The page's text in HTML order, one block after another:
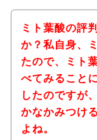
ミト葉酸の評
か？私自身、
たので、ミト
べてみること
したのですが
かなかみつけ
よね。